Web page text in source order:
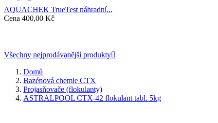
AQUACHEK TrueTest náhradní...
Cena 400,00 Kč
Všechny nejprodávanější produkty
Domů
Bazénová chemie CTX
Projasňovače (flokulanty)
ASTRALPOOL CTX-42 flokulant tabl. 5kg